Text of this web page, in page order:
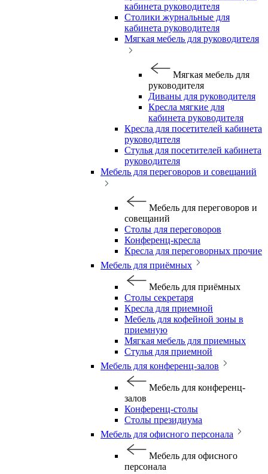
кабинета руководителя
Столики журнальные для
кабинета руководителя
Мягкая мебель для руководителя
Мягкая мебель для
руководителя
Диваны для руководителя
Кресла мягкие для
кабинета руководителя
Кресла для посетителей кабинета
руководителя
Стулья для посетителей кабинета
руководителя
Мебель для переговоров и совещаний
Мебель для переговоров и
совещаний
Столы для переговоров
Конференц-кресла
Кресла для переговорных прочие
Мебель для приёмных
Мебель для приёмных
Столы секретаря
Кресла для приемной
Мебель для кофейной зоны в
приемную
Мягкая мебель для приемных
Стулья для приемной
Мебель для конференц-залов
Мебель для конференц-
залов
Конференц-столы
Столы президиума
Мебель для офисного персонала
Мебель для офисного
персонала